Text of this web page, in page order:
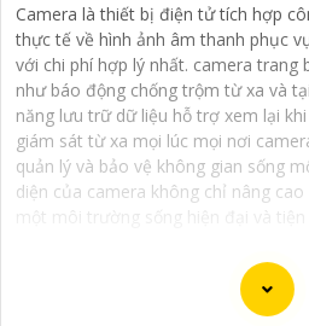
Camera là thiết bị điện tử tích hợp
thực tế về hình ảnh âm thanh phục
với chi phí hợp lý nhất. camera trang
như báo động chống trộm từ xa và
năng lưu trữ dữ liệu hỗ trợ xem lại
giám sát từ xa mọi lúc mọi nơi
quản lý và bảo vệ không gian sống
diện của camera không chỉ nâng
một môi trường sống hiện đại và tiện